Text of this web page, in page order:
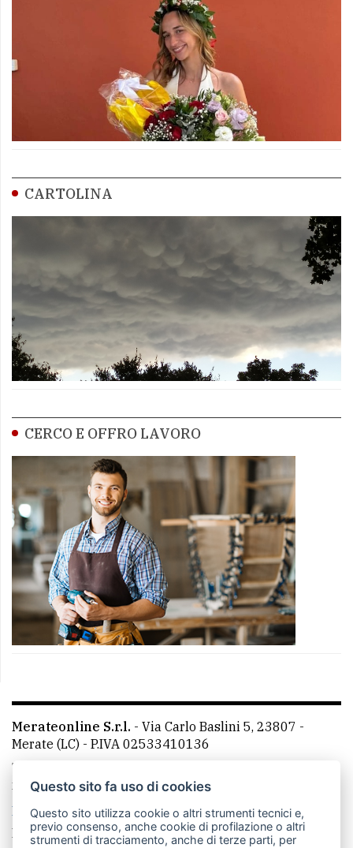
CARTOLINA
CERCO E OFFRO LAVORO
Merateonline S.r.l. - Via Carlo Baslini 5, 23807 -
Merate (LC) - P.IVA 02533410136
Telefono:
mail: redazione@merateonline.it
La redazione
CasateOnline LeccoOnline
RSS
Made by VIP
Questo sito fa uso di cookies
Questo sito utilizza cookie o altri strumenti tecnici e,
previo consenso, anche cookie di profilazione o altri
strumenti di tracciamento, anche di terze parti, per